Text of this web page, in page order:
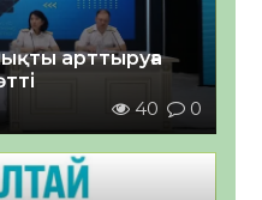
арттыруға
40 0